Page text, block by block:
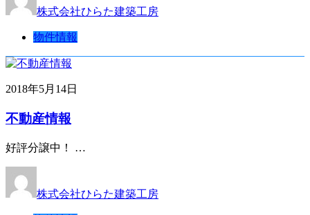
株式会社ひらた建築工房
物件情報
2018年5月14日
不動産情報
好評分譲中！ …
株式会社ひらた建築工房